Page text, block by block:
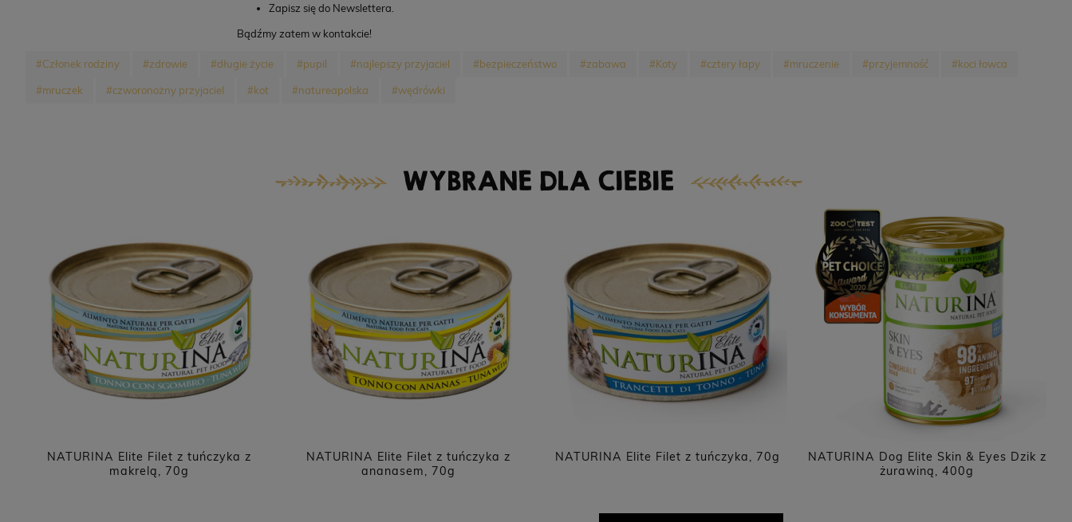
Zapisz się do Newslettera.
Bądźmy zatem w kontakcie!
#Członek rodziny #zdrowie #długie życie #pupil #najlepszy przyjaciel #bezpieczeństwo #zabawa #Koty #cztery łapy #mruczenie #przyjemność #koci łowca
#mruczek #czworonożny przyjaciel #kot #natureapolska #wędrówki
WYBRANE DLA CIEBIE
NATURINA Elite Filet z tuńczyka z
makrelą, 70g
NATURINA Elite Filet z tuńczyka z
ananasem, 70g
NATURINA Elite Filet z tuńczyka, 70g
NATURINA Dog Elite Skin & Eyes Dzik z
żurawiną, 400g